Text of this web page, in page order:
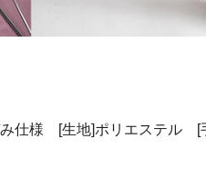
み仕様 [生地]ポリエステル [